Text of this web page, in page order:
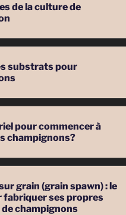
de la culture de
substrats pour
pour commencer à
champignons?
grain (grain spawn) : le
fabriquer ses propres
de champignons